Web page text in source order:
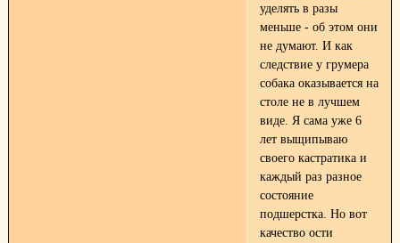
уделять в разы
меньше - об этом они
не думают. И как
следствие у грумера
собака оказывается на
столе не в лучшем
виде. Я сама уже 6
лет выщипываю
своего кастратика и
каждый раз разное
состояние
подшерстка. Но вот
качество ости